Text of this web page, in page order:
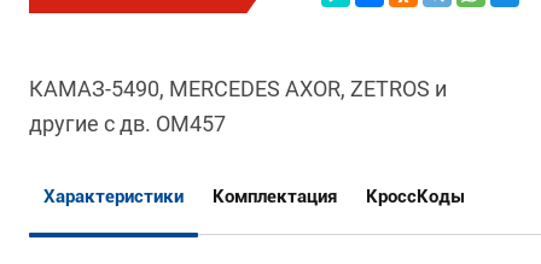
КАМАЗ-5490, MERCEDES AXOR, ZETROS и
другие с дв. OM457
Характеристики Комплектация КроссКоды